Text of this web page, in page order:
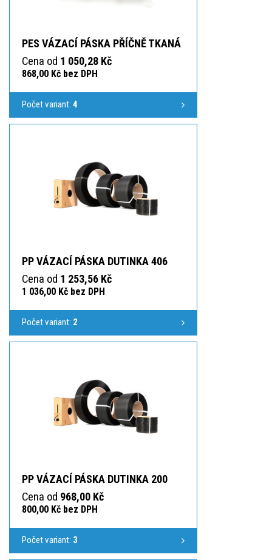
PES VÁZACÍ PÁSKA PŘÍČNĚ TKANÁ
Cena od 1 050,28 Kč
868,00 Kč bez DPH
Počet variant: 4
PP VÁZACÍ PÁSKA DUTINKA 406
Cena od 1 253,56 Kč
1 036,00 Kč bez DPH
Počet variant: 2
PP VÁZACÍ PÁSKA DUTINKA 200
Cena od 968,00 Kč
800,00 Kč bez DPH
Počet variant: 3